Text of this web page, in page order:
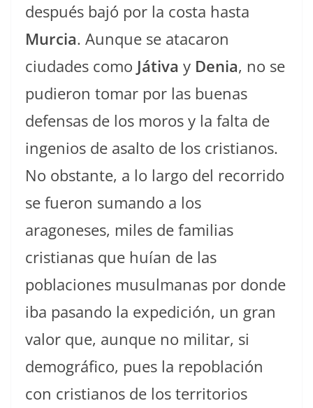
después bajó por la costa hasta
Murcia. Aunque se atacaron
ciudades como Játiva y Denia, no se
pudieron tomar por las buenas
defensas de los moros y la falta de
ingenios de asalto de los cristianos.
No obstante, a lo largo del recorrido
se fueron sumando a los
aragoneses, miles de familias
cristianas que huían de las
poblaciones musulmanas por donde
iba pasando la expedición, un gran
valor que, aunque no militar, si
demográfico, pues la repoblación
con cristianos de los territorios